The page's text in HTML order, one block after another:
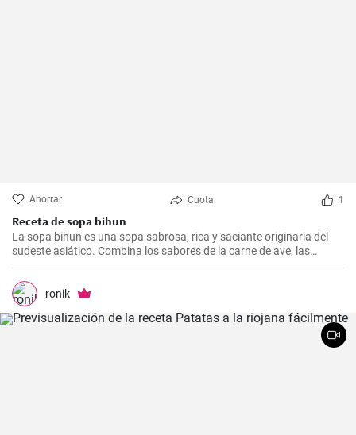
Ahorrar Cuota 1
Receta de sopa bihun
La sopa bihun es una sopa sabrosa, rica y saciante originaria del
sudeste asiático. Combina los sabores de la carne de ave, las
verduras y los fideos de arroz en una sola olla. En casa la
preparamos todas las semanas.
ronik